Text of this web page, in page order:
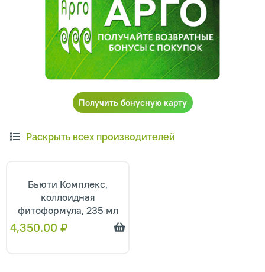
Получить бонусную карту
Раскрыть всех производителей
Бьюти Комплекс,
коллоидная
фитоформула, 235 мл
4,350.00 ₽